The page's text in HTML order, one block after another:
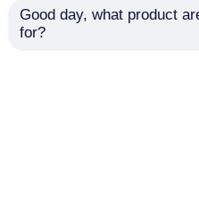
Good day, what product
for?